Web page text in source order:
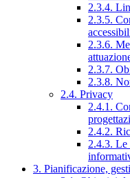
2.3.4.
2.3.5.
2.3.6.
2.3.7.
2.3.8.
2.4. Privacy
2.4.1.
2.4.2.
2.4.3. Le
3. Pianificazione,